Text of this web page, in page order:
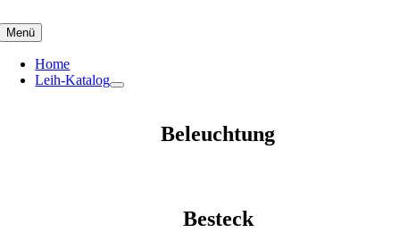
to
content
Menü
Home
Leih-Katalog
Beleuchtung
Besteck